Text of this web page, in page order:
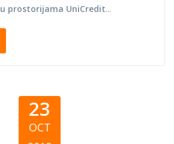
u prostorijama UniCredit...
23
OCT